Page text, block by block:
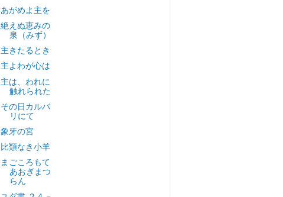
あがめよ主を
絶えぬ恵みの
泉（みず）
主きたるとき
主よわが心は
主は、われに
触れられた
その日カルバ
リにて
象牙の宮
比類なき小羊
まごころもて
あおぎまつ
らん